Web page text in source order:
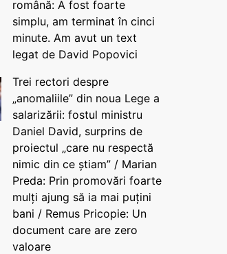
română: A fost foarte
simplu, am terminat în cinci
minute. Am avut un text
legat de David Popovici
Trei rectori despre
„anomaliile” din noua Lege a
salarizării: fostul ministru
Daniel David, surprins de
proiectul „care nu respectă
nimic din ce știam” / Marian
Preda: Prin promovări foarte
mulți ajung să ia mai puțini
bani / Remus Pricopie: Un
document care are zero
valoare